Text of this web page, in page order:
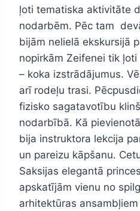
ļoti tematiska aktivitāte
nodarbēm. Pēc tam
bijām nelielā ekskursijā
nopirkām Zeifenei tik
– koka izstrādājumus.
arī rodeļu trasi.
fizisko sagatavotību
nodarbībā. Kā
bija instruktora lekcija
un pareizu kāpšanu.
Saksijas elegantā
apskatījām vienu no
arhitektūras